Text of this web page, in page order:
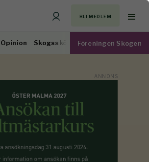
BLI MEDLEM
Opinion Skogsskötsel Virkesmarknad
Föreningen Skogen